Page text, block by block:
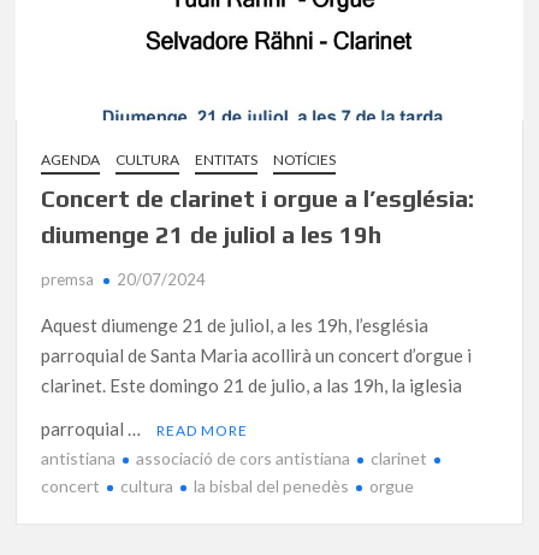
AGENDA CULTURA ENTITATS NOTÍCIES
Concert de clarinet i orgue a l’església:
diumenge 21 de juliol a les 19h
premsa 20/07/2024
Aquest diumenge 21 de juliol, a les 19h, l’església
parroquial de Santa Maria acollirà un concert d’orgue i
clarinet. Este domingo 21 de julio, a las 19h, la iglesia
parroquial …
READ MORE
antistiana associació de cors antistiana
clarinet
concert
cultura la bisbal del penedès orgue